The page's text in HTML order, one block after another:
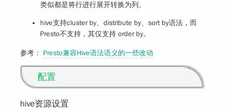
类似都是将行进行展开转换为列。
hive支持cluster by、distribute by、sort by语法，而
Presto不支持，其仅支持 order by。
参考： Presto兼容Hive语法语义的一些改动
配置
hive资源设置